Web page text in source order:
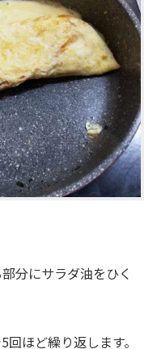
分にサラダ油をひく
ほど繰り返します。